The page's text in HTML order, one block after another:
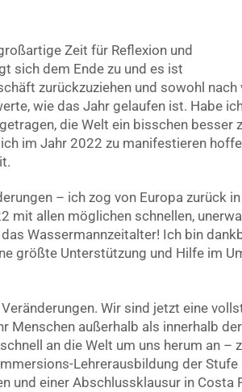
Zeit für Reflexion und
sich dem Ende zu und es ist
zurückzuziehen und sowohl nach
wie das Jahr gelaufen ist. Habe
die Welt ein bisschen besser
im Jahr 2022 zu manifestieren
– ich zog von Europa zurück
mit allen möglichen schnellen,
Wassermannzeitalter! Ich bin
größte Unterstützung und Hilfe im
Wir sind jetzt eine
Menschen außerhalb als innerhalb
an die Welt um uns herum an –
Lehrerausbildung der Stufe
und einer Abschlussklausur in Costa